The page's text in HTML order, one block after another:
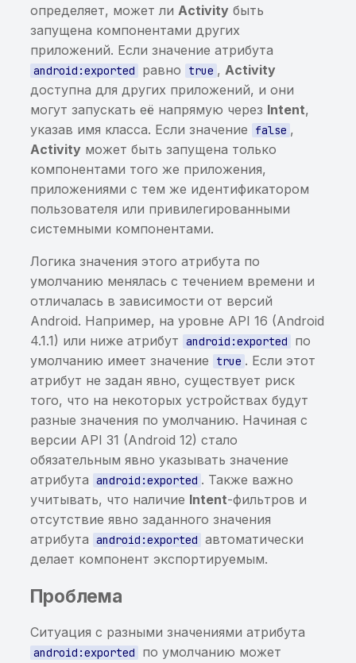
Интеграция с Appium
Хранилище ключей со
слабым паролем,
содержащее закрытые
Хранилище ключей со
слабым паролем,
содержащее открытые
ключи
Хранилище ключей с
приватными ключами,
защищёнными слабым
защищённой базе данных
Хранение
чувствительной
незащищённой базе
данных
Хранение sensitive-
информации в
общедоступной
незащищённой базе
данных
информации в исходном
Хранение или
использование ранее
найденной sensitive-
информации
Хранение sensitive-
информации в кэше
клавиатуры
Опасные разрешения
Разрешения и группы
разрешений
Опасные группы
разрешений
Приложение использует
запрещенные
разрешения
Слабый пароль
шифрования базы
данных
Перехват пароля
шифрования базы
данных
Хранилище ключей со
слабым паролем,
содержащее закрытые
ключи
Хранилище ключей со
слабым паролем,
содержащее открытые
ключи
Хранилище ключей с
приватными ключами,
защищёнными слабым
паролем
Хранение sensitive-
информации в кэше
клавиатуры
Хранение sensitive-
информации в
NSUserDefaults
Хранение sensitive-
информации в
приватном файле
Хранение sensitive-
коде приложения
Хранение
чувствительной
информации в Binary
Cookies
Хранение sensitive-
информации в KeyChain
Небезопасный класс
защиты данных для
элемента KeyChain
Хранение или
найденной
информации
определяет, может лиActivity быть
запущена компонентами других
приложений. Если значение атрибута
android:exported равно true ,Activity
доступна для других приложений, и они
могут запускать её напрямую через Intent,
указав имя класса. Если значение
false ,
Activity может быть запущена только
компонентами того же приложения,
приложениями с тем же идентификатором
пользователя или привилегированными
системными компонентами.
Логика значения этого атрибута по
умолчанию менялась с течением времени и
отличалась в зависимости от версий
Android. Например, на уровне API 16 (Android
4.1.1) или ниже атрибут android:exported
по
умолчанию имеет значение
true . Если этот
атрибут не задан явно, существует риск
того, что на некоторых устройствах будут
разные значения по умолчанию. Начиная с
версии API 31 (Android 12) стало
обязательным явно указывать значение
атрибута android:exported . Также важно
учитывать, что наличие Intent-фильтров и
отсутствие явно заданного значения
атрибута android:exported автоматически
делает компонент экспортируемым.
Проблема
Ситуация с разными значениями атрибута
android:exported
по умолчанию может